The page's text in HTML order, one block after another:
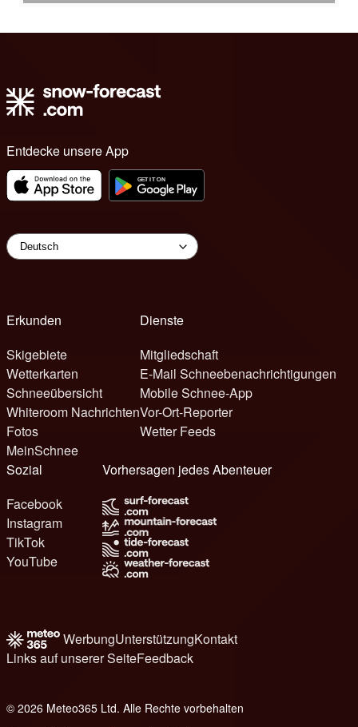
Entdecke unsere App
Erkunden
Skigebiete
Wetterkarten
Schneeübersicht
Whiteroom Nachrichten
Fotos
MeinSchnee
Dienste
Mitgliedschaft
E-Mail Schneebenachrichtigungen
Mobile Schnee-App
Vor-Ort-Reporter
Wetter Feeds
Sozial
Facebook
Instagram
TikTok
YouTube
Vorhersagen jedes Abenteuer
WerbungUnterstützungKontakt
Links auf unserer SeiteFeedback
© 2026 Meteo365 Ltd. Alle Rechte vorbehalten